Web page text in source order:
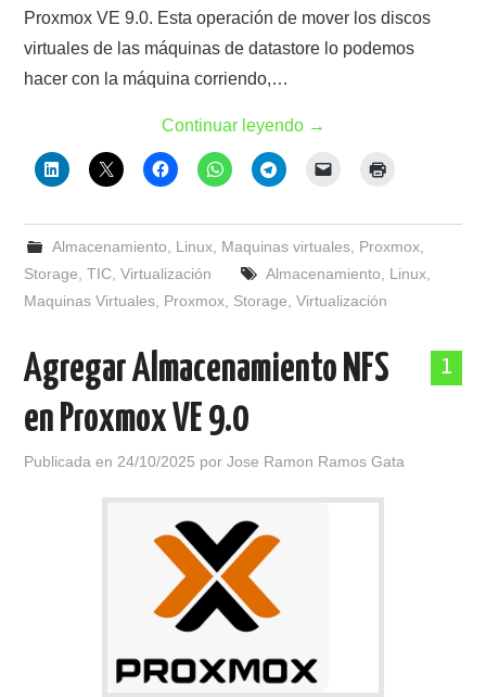
Proxmox VE 9.0. Esta operación de mover los discos
virtuales de las máquinas de datastore lo podemos
hacer con la máquina corriendo,…
Continuar leyendo →
Almacenamiento Linux, Maquinas virtuales, Proxmox,
Storage ,TIC ,Virtualización Almacenamiento Linux,
Maquinas Virtuales Proxmox Storage ,Virtualización
1
Agregar Almacenamiento NFS
en Proxmox VE 9.0
Publicada en 24/10/2025 porJose Ramon Ramos Gata